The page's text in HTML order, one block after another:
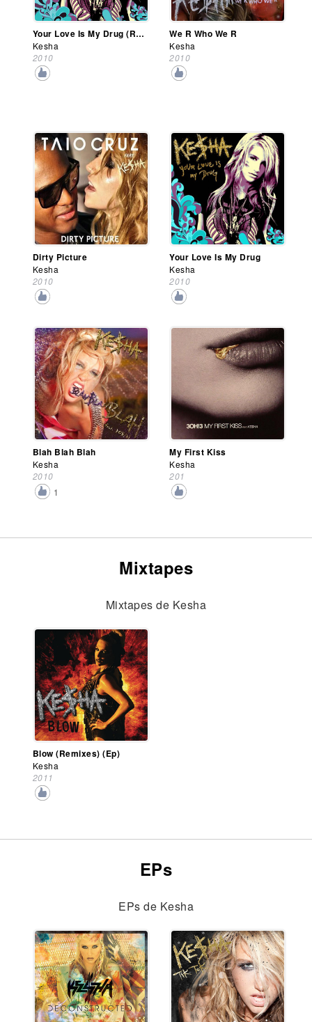
Your Love Is My Drug (Remixes) (Ep)
Kesha
2010
We R Who We R
Kesha
2010
Dirty Picture
Kesha
2010
Your Love Is My Drug
Kesha
2010
Blah Blah Blah
Kesha
2010
1
My First Kiss
Kesha
201
Mixtapes
Mixtapes de Kesha
Blow (Remixes) (Ep)
Kesha
2011
EPs
EPs de Kesha